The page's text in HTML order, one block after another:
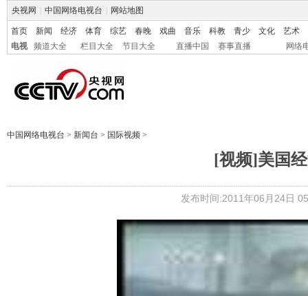
央视网 中国网络电视台 网站地图
首页 新闻 经济 体育 综艺 春晚 戏曲 音乐 科教 青少 文化
艺术
电视
频道大全 栏目大全 节目大全 直播中国 赛事直播 网络
中国网络电视台 > 新闻台 > 国际视频 >
[视频]美国
发布时间:2011年06月24日